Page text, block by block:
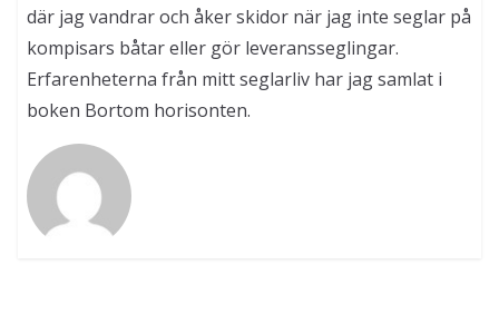
där jag vandrar och åker skidor när jag inte seglar på
kompisars båtar eller gör leveransseglingar.
Erfarenheterna från mitt seglarliv har jag samlat i
boken Bortom horisonten.